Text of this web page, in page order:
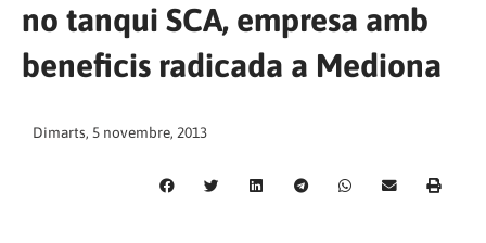
no tanqui SCA, empresa amb
beneficis radicada a Mediona
Dimarts, 5 novembre, 2013